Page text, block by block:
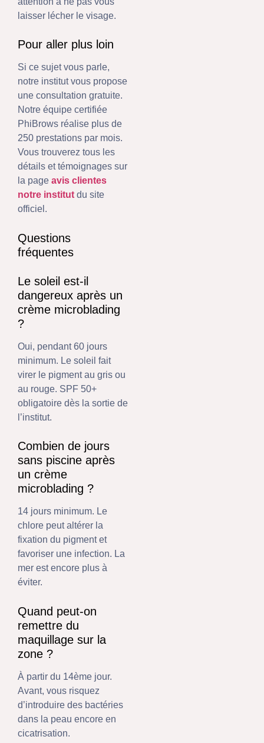
laisser lécher le visage.
Pour aller plus loin
Si ce sujet vous parle,
notre institut vous propose
une consultation gratuite.
Notre équipe certifiée
PhiBrows réalise plus de
250 prestations par mois.
Vous trouverez tous les
détails et témoignages sur
la page avis clientes
notre institut du site
officiel.
Questions
fréquentes
Le soleil est-il
dangereux après un
crème microblading
?
Oui, pendant 60 jours
minimum. Le soleil fait
virer le pigment au gris ou
au rouge. SPF 50+
obligatoire dès la sortie de
l’institut.
Combien de jours
sans piscine après
un crème
microblading ?
14 jours minimum. Le
chlore peut altérer la
fixation du pigment et
favoriser une infection. La
mer est encore plus à
éviter.
Quand peut-on
remettre du
maquillage sur la
zone ?
À partir du 14ème jour.
Avant, vous risquez
d’introduire des bactéries
dans la peau encore en
cicatrisation.